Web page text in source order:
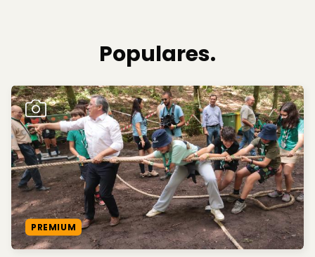
Populares.
PREMIUM